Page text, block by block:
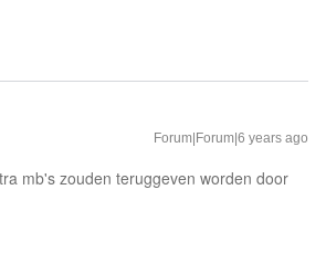
Forum|Forum|6 years ago
mb's zouden teruggeven worden door